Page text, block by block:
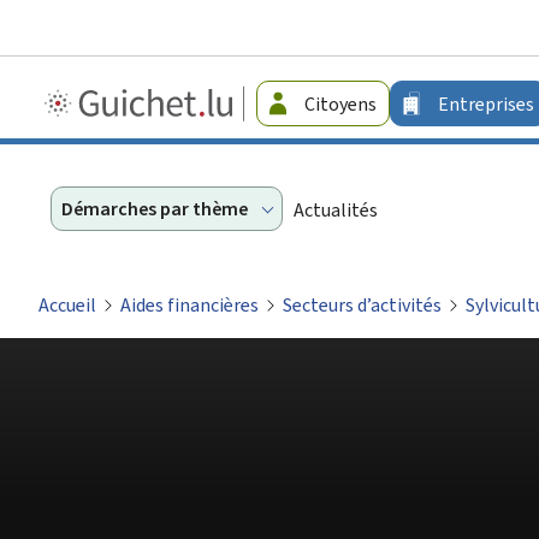
Guichet.lu
-
Citoyens Entreprises
Démarches par thème Actualités
Accueil Aides financières Secteurs d’activités